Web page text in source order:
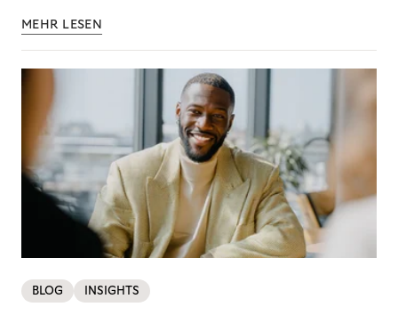
MEHR LESEN
BLOG INSIGHTS